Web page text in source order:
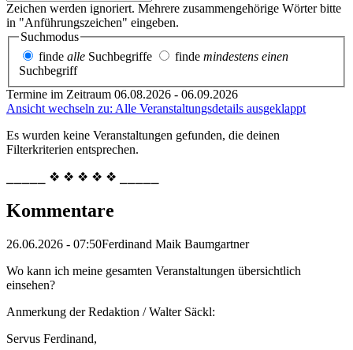
Zeichen werden ignoriert. Mehrere zusammengehörige Wörter bitte
in "Anführungszeichen" eingeben.
Suchmodus
finde alle Suchbegriffe finde mindestens einen
Suchbegriff
Termine im Zeitraum 06.08.2026 - 06.09.2026
Ansicht wechseln zu: Alle Veranstaltungsdetails ausgeklappt
Es wurden keine Veranstaltungen gefunden, die deinen
Filterkriterien entsprechen.
⎯⎯⎯⎯⎯ ❖ ❖ ❖ ❖ ❖ ⎯⎯⎯⎯⎯
Kommentare
26.06.2026 - 07:50Ferdinand Maik Baumgartner
Wo kann ich meine gesamten Veranstaltungen übersichtlich
einsehen?
Anmerkung der Redaktion /Walter Säckl:
Servus Ferdinand,